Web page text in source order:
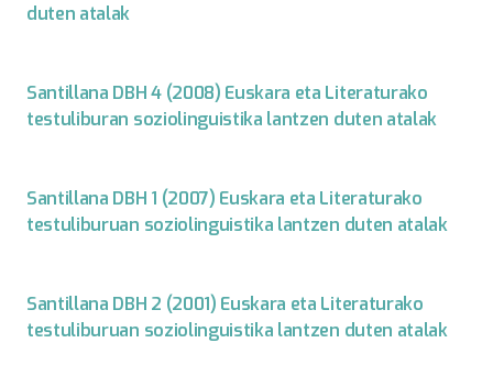
duten atalak
Santillana DBH 4 (2008) Euskara eta Literaturako
testuliburan soziolinguistika lantzen duten atalak
Santillana DBH 1 (2007) Euskara eta Literaturako
testuliburuan soziolinguistika lantzen duten atalak
Santillana DBH 2 (2001) Euskara eta Literaturako
testuliburuan soziolinguistika lantzen duten atalak